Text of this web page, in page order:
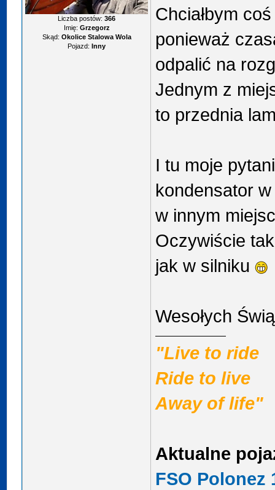
Liczba postów:366
Imię: Grzegorz
Skąd: Okolice Stalowa Wola
Pojazd: Inny
Chciałbym
ponieważ
odpalić na
Jednym z
to przednia
I tu moje
kondensator
w innym
Oczywiście tak
jak w silniku
Wesołych
"Live to ride
Ride to live
Away of life"
Aktualne
FSO Polonez